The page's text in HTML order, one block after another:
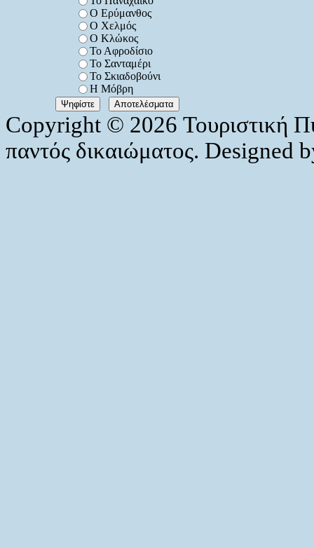
Ο Ερύμανθος
Ο Χελμός
Ο Κλώκος
Το Αφροδίσιο
Το Σανταμέρι
Το Σκιαδοβούνι
Η Μόβρη
Copyright © 2026 Τουριστική
παντός δικαιώματος. Designed